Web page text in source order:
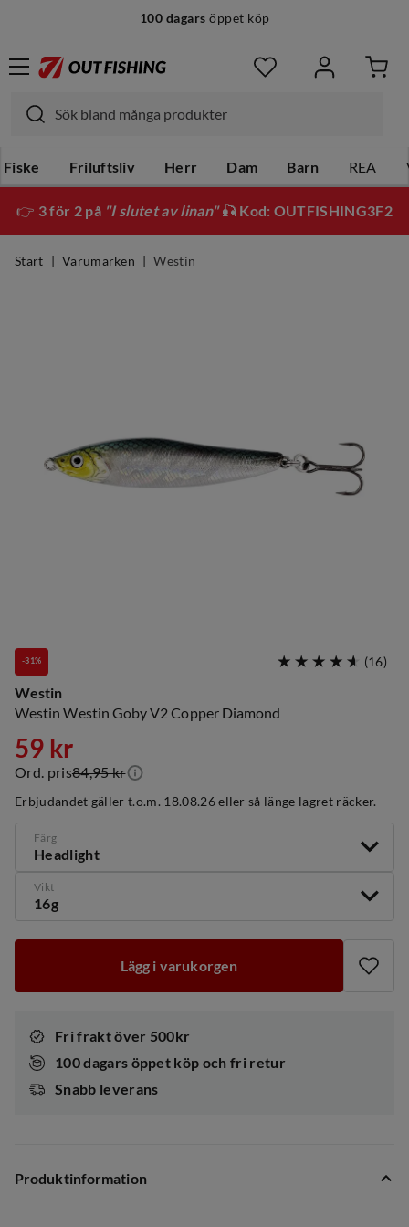
100 dagars öppet köp
Fiske Friluftsliv Herr Dam Barn REA
👉 3 för 2 på "I slutet av linan"🎣 Kod: OUTFISHING3F2
Start Varumärken Westin
-31% (16)
Westin
Westin Westin Goby V2 Copper Diamond
discounted
price
59 kr
original
price
Ord. pris84,95 kr
Erbjudandet gäller t.o.m. 18.08.26 eller så länge lagret räcker.
Färg
Headlight
Vikt
16g
Lägg i varukorgen
Fri frakt över 500kr
100 dagars öppet köp och fri retur
Snabb leverans
Produktinformation